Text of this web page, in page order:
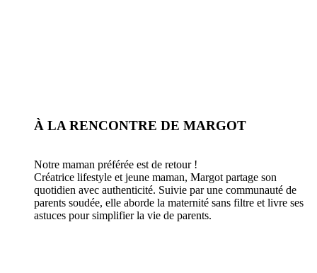
À LA RENCONTRE DE MARGOT
Notre maman préférée est de retour !
Créatrice lifestyle et jeune maman, Margot partage son
quotidien avec authenticité. Suivie par une communauté de
parents soudée, elle aborde la maternité sans filtre et livre ses
astuces pour simplifier la vie de parents.